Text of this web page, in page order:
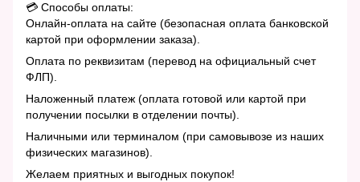
💳 Способы оплаты:
Онлайн-оплата на сайте (безопасная оплата банковской
картой при оформлении заказа).
Оплата по реквизитам (перевод на официальный счет
ФЛП).
Наложенный платеж (оплата готовой или картой при
получении посылки в отделении почты).
Наличными или терминалом (при самовывозе из наших
физических магазинов).
Желаем приятных и выгодных покупок!